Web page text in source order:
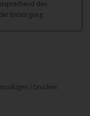
den
Entsorgung
/ Drucken